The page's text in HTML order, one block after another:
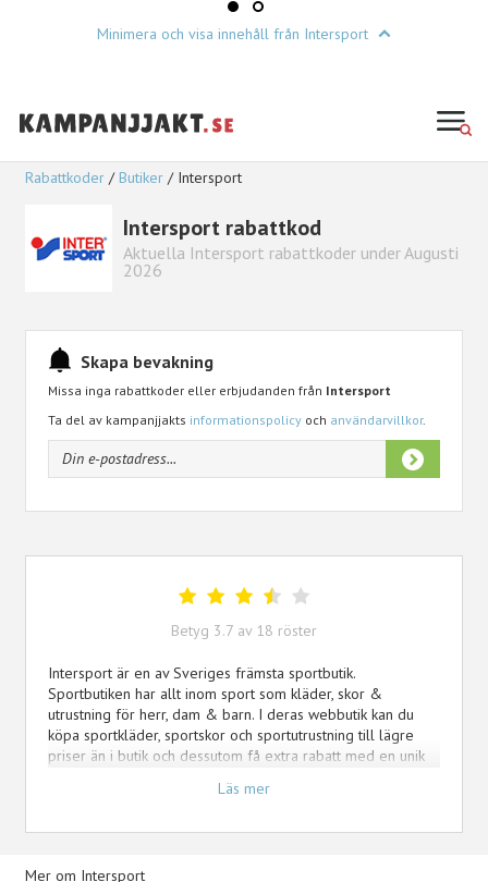
Minimera och visa innehåll från Intersport
Rabattkoder Butiker Intersport
Intersport rabattkod
Aktuella Intersport rabattkoder under Augusti
2026
Betyg 3.7 av 18 röster
Intersport är en av Sveriges främsta sportbutik.
Sportbutiken har allt inom sport som kläder, skor &
utrustning för herr, dam & barn. I deras webbutik kan du
köpa sportkläder, sportskor och sportutrustning till lägre
priser än i butik och dessutom få extra rabatt med en unik
vinterjackor, träningsskor och underställ till barnkläder,
för hela familjen. Här får du möjligheten att ta del av
Läs mer
Skapa bevakning
Missa inga rabattkoder eller erbjudanden från Intersport
Ta del av kampanjjakts informationspolicy och användarvillkor.
Mer om Intersport